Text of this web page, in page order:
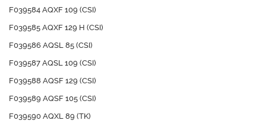
F039584 AQXF 109 (CSI)
F039585 AQXF 129 H (CSI)
F039586 AQSL 85 (CSI)
F039587 AQSL 109 (CSI)
F039588 AQSF 129 (CSI)
F039589 AQSF 105 (CSI)
F039590 AQXL 89 (TK)